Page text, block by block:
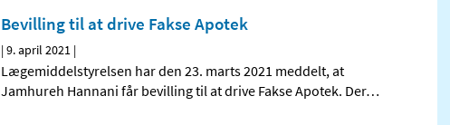
Bevilling til at drive Fakse Apotek
|9. april 2021 |
Lægemiddelstyrelsen har den 23. marts 2021 meddelt, at
Jamhureh Hannani får bevilling til at drive Fakse Apotek. Der…